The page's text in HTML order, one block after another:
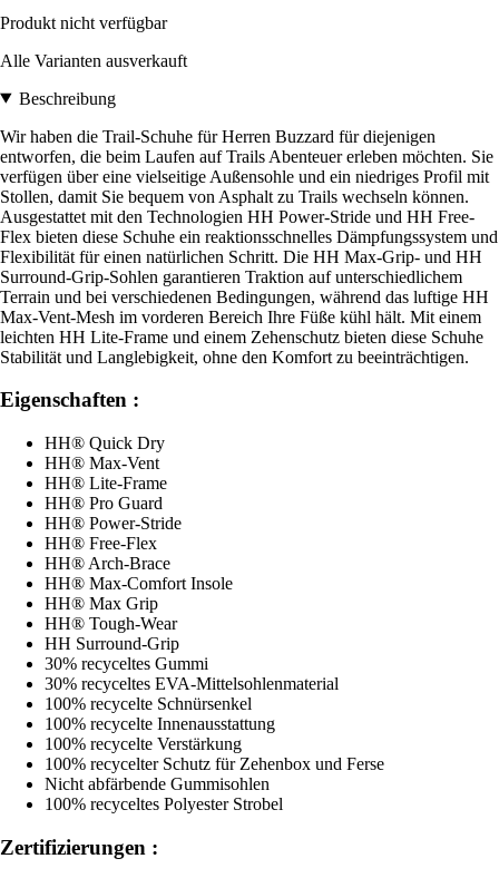
Produkt nicht verfügbar
Alle Varianten ausverkauft
Beschreibung
Wir haben die Trail-Schuhe für Herren Buzzard für diejenigen
entworfen, die beim Laufen auf Trails Abenteuer erleben möchten. Sie
verfügen über eine vielseitige Außensohle und ein niedriges Profil mit
Stollen, damit Sie bequem von Asphalt zu Trails wechseln können.
Ausgestattet mit den Technologien HH Power-Stride und HH Free-
Flex bieten diese Schuhe ein reaktionsschnelles Dämpfungssystem und
Flexibilität für einen natürlichen Schritt. Die HH Max-Grip- und HH
Surround-Grip-Sohlen garantieren Traktion auf unterschiedlichem
Terrain und bei verschiedenen Bedingungen, während das luftige HH
Max-Vent-Mesh im vorderen Bereich Ihre Füße kühl hält. Mit einem
leichten HH Lite-Frame und einem Zehenschutz bieten diese Schuhe
Stabilität und Langlebigkeit, ohne den Komfort zu beeinträchtigen.
Eigenschaften :
HH® Quick Dry
HH® Max-Vent
HH® Lite-Frame
HH® Pro Guard
HH® Power-Stride
HH® Free-Flex
HH® Arch-Brace
HH® Max-Comfort Insole
HH® Max Grip
HH® Tough-Wear
HH Surround-Grip
30% recyceltes Gummi
30% recyceltes EVA-Mittelsohlenmaterial
100% recycelte Schnürsenkel
100% recycelte Innenausstattung
100% recycelte Verstärkung
100% recycelter Schutz für Zehenbox und Ferse
Nicht abfärbende Gummisohlen
100% recyceltes Polyester Strobel
Zertifizierungen :